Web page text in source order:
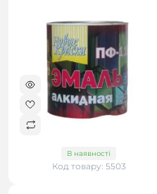
В наявності
Код товару: 5503